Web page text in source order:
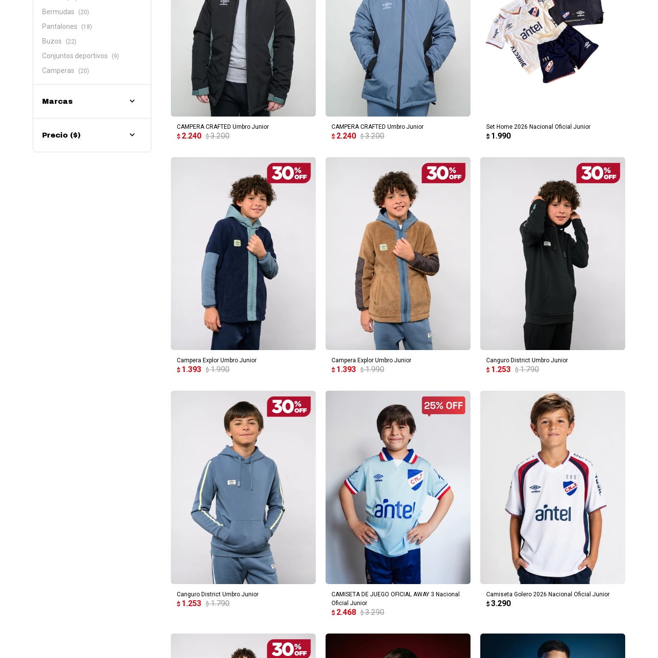
CAMPERA CRAFTED Umbro Junior
$ 2.240 $ 3.200
AGREGAR AL CARRITO
CAMPERA CRAFTED Umbro Junior
$ 2.240 $ 3.200
AGREGAR AL CARRITO
Set Home 2026 Nacional Oficial Junior
$ 1.990
Campera Explor Umbro Junior
$ 1.393 $ 1.990
AGREGAR AL CARRITO
Campera Explor Umbro Junior
$ 1.393 $ 1.990
AGREGAR AL CARRITO
Canguro District Umbro Junior
$ 1.253 $ 1.790
AGREGAR AL CARRITO
Canguro District Umbro Junior
$ 1.253 $ 1.790
AGREGAR AL CARRITO
CAMISETA DE JUEGO OFICIAL AWAY 3 Nacional
Oficial Junior
$ 2.468 $ 3.290
AGREGAR AL CARRITO
Camiseta Golero 2026 Nacional Oficial Junior
$ 3.290
AGREGAR AL CARRITO
Bermudas (20)
Pantalones (18)
Buzos (22)
Conjuntos deportivos (9)
Camperas (20)
Marcas
Precio ($)